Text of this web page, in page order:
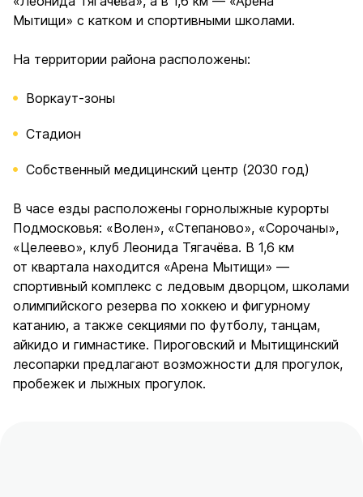
Мытищи» с катком и спортивными школами.
На территории района расположены:
Воркаут-зоны
Стадион
Собственный медицинский центр (2030 год)
В часе езды расположены горнолыжные курорты
Подмосковья: «Волен», «Степаново», «Сорочаны»,
«Целеево», клуб Леонида Тягачёва. В 1,6 км
от квартала находится «Арена Мытищи» —
спортивный комплекс с ледовым дворцом, школами
олимпийского резерва по хоккею и фигурному
катанию, а также секциями по футболу, танцам,
айкидо и гимнастике. Пироговский и Мытищинский
лесопарки предлагают возможности для прогулок,
пробежек и лыжных прогулок.